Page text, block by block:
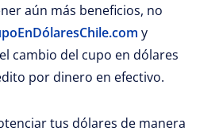
aún más beneficios, no
y
cambio del cupo en dólares
por dinero en efectivo.
tus dólares de manera